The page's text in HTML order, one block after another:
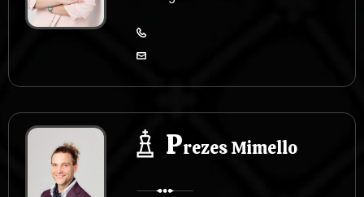
Prezes Mimello